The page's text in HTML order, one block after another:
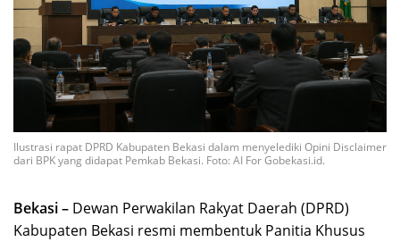
Ilustrasi rapat DPRD Kabupaten Bekasi dalam menyelediki Opini Disclaimer
dari BPK yang didapat Pemkab Bekasi. Foto: AI For Gobekasi.id.
Bekasi – Dewan Perwakilan Rakyat Daerah (DPRD)
Kabupaten Bekasi resmi membentuk Panitia Khusus